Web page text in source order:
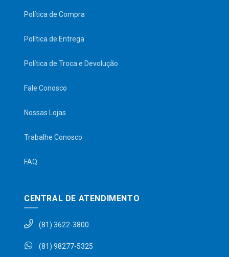
Política de Compra
Política de Entrega
Política de Troca e Devolução
Fale Conosco
Nossas Lojas
Trabalhe Conosco
FAQ
CENTRAL DE ATENDIMENTO
(81) 3622-3800
(81) 98277-5325